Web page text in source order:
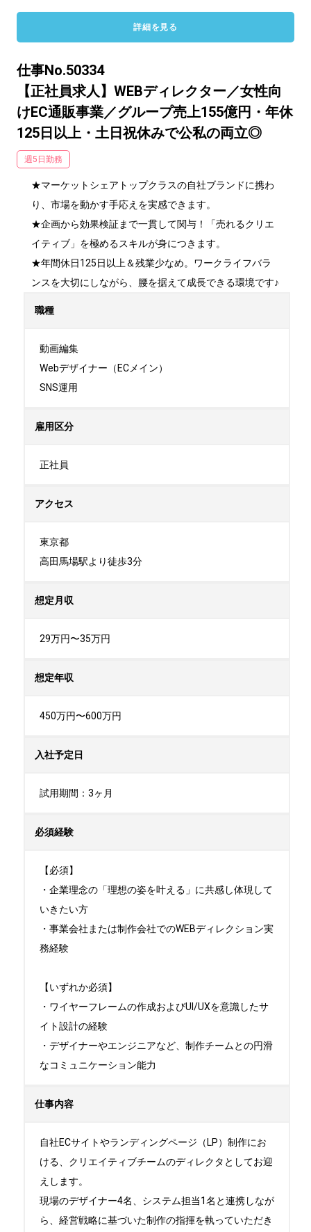
詳細を見る
仕事No.50334
【正社員求人】WEBディレクター／女性向
けEC通販事業／グループ売上155億円・年休
125日以上・土日祝休みで公私の両立◎
週5日勤務
★マーケットシェアトップクラスの自社ブランドに携わ
り、市場を動かす手応えを実感できます。
★企画から効果検証まで一貫して関与！「売れるクリエ
イティブ」を極めるスキルが身につきます。
★年間休日125日以上＆残業少なめ。ワークライフバラ
ンスを大切にしながら、腰を据えて成長できる環境です♪
職種
動画編集
Webデザイナー（ECメイン）
SNS運用
雇用区分
正社員
アクセス
東京都
高田馬場駅より徒歩3分
想定月収
29万円〜35万円
想定年収
450万円〜600万円
入社予定日
試用期間：3ヶ月
必須経験
【必須】
・企業理念の「理想の姿を叶える」に共感し体現して
いきたい方
・事業会社または制作会社でのWEBディレクション実
務経験
【いずれか必須】
・ワイヤーフレームの作成およびUI/UXを意識したサ
イト設計の経験
・デザイナーやエンジニアなど、制作チームとの円滑
なコミュニケーション能力
仕事内容
自社ECサイトやランディングページ（LP）制作にお
ける、クリエイティブチームのディレクタとしてお迎
えします。
現場のデザイナー4名、システム担当1名と連携しなが
ら、経営戦略に基づいた制作の指揮を執っていただき